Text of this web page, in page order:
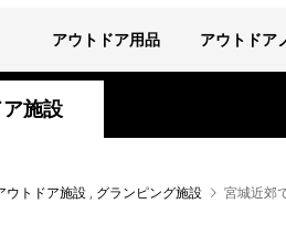
アウトドア用品 アウトドア
施設
ウトドア施設 , グランピング施設 宮城近郊